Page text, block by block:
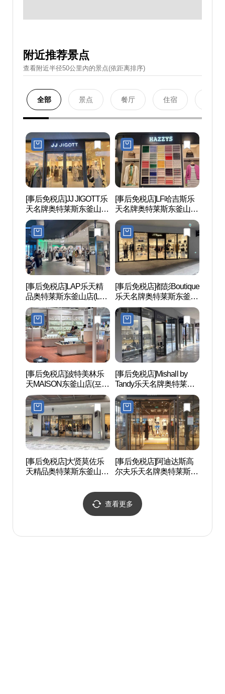
附近推荐景点
查看附近半径50公里內的景点(依距离排序)
全部 景点 餐厅 住宿
[事后免税店]JJ JIGOTT乐
天名牌奥特莱斯东釜山店
(JJ지고트 롯데프리미엄
아울렛 동부산점)
[事后免税店]LF哈吉斯乐
天名牌奥特莱斯东釜山店
(헤지스 롯데프리미엄아
울렛 동부산점)
[事后免税店]LAP乐天精
品奥特莱斯东釜山店(LAP
롯데프리미엄아울렛 동
부산점)
[事后免税店]都彭Boutique
乐天名牌奥特莱斯东釜山
店(듀퐁부틱 롯데프리미
엄아울렛 동부산점)
[事后免税店]波特美林乐
天MAISON东釜山店(포트
메리온 롯데몰 메종 동부
산점)
[事后免税店]Mishall by
Tandy乐天名牌奥特莱斯
东釜山店(미셸by탠디 롯
데프리미엄아울렛 동부
산점)
[事后免税店]大贤莫佐乐
天精品奥特莱斯东釜山店
엄아울렛 동부산점)
[事后免税店]阿迪达斯高
尔夫乐天名牌奥特莱斯东
데프리미엄아울렛 동부
산점)
查看更多